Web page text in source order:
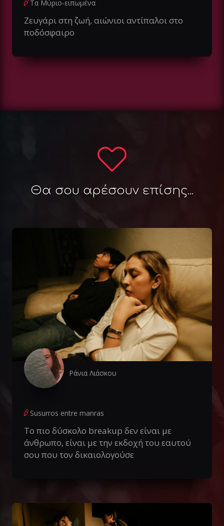
Τα Μύριο-ειπωμένα
Ζευγάρι στη ζωή, αιώνιοι αντίπαλοι στο
ποδόσφαιρο
Θα σου αρέσουν επίσης...
Ράνια Λιάσκου
Susurros entre manras
Το πιο δύσκολο breakup δεν είναι με
άνθρωπο, είναι με την εκδοχή του εαυτού
σου που τον δικαιολογούσε